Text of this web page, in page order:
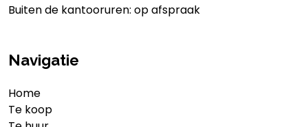
Buiten de kantooruren: op afspraak
Navigatie
Home
Te koop